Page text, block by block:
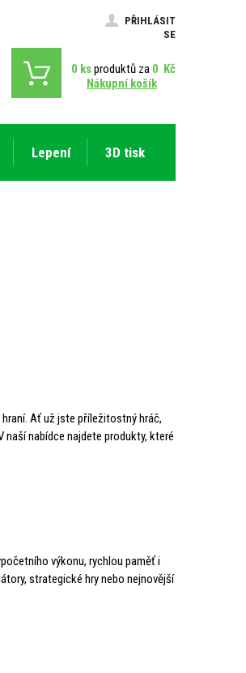
PŘIHLÁSIT
SE
0 ksproduktů za 0 Kč
Nákupní košík
Lepení 3D tisk
Ať už jste příležitostný hráč,
naší nabídce najdete produkty, které
výkonu, rychlou paměť i
strategické hry nebo nejnovější